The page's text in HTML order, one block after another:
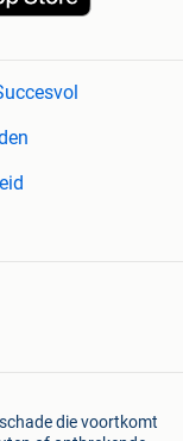
die voortkomt